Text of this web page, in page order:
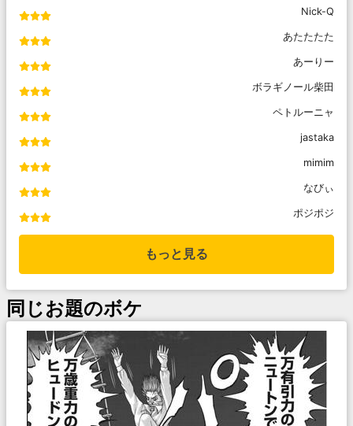
Nick-Q
あたたたた
あーりー
ボラギノール柴田
ペトルーニャ
jastaka
mimim
なびぃ
ポジポジ
もっと見る
同じお題のボケ